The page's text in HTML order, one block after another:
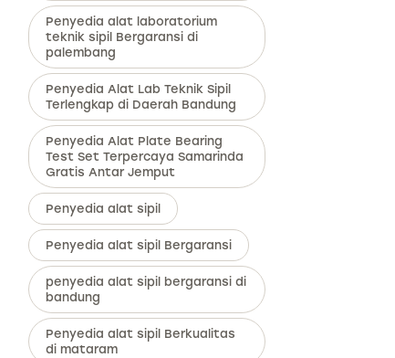
Penyedia alat laboratorium
teknik sipil Bergaransi di
palembang
Penyedia Alat Lab Teknik Sipil
Terlengkap di Daerah Bandung
Penyedia Alat Plate Bearing
Test Set Terpercaya Samarinda
Gratis Antar Jemput
Penyedia alat sipil
Penyedia alat sipil Bergaransi
penyedia alat sipil bergaransi di
bandung
Penyedia alat sipil Berkualitas
di mataram